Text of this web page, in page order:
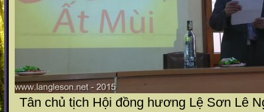
Tân chủ tịch Hội đồng hương Lệ Sơn Lê